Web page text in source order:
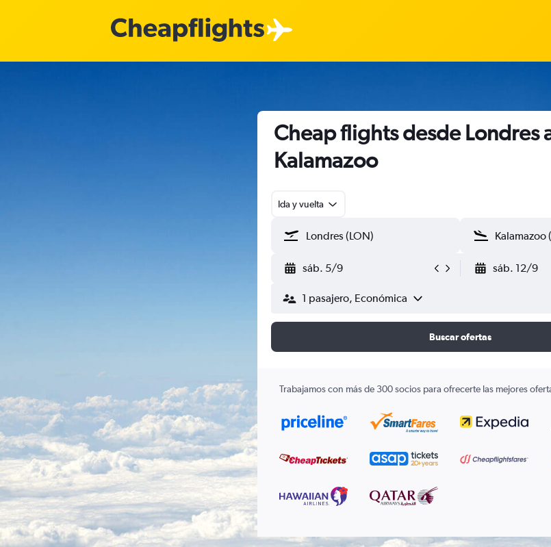
Cheap flights desde Londres
Kalamazoo
Ida y vuelta
sáb. 5/9 sáb. 12/9
1 pasajero, Económica
Buscar ofertas
Trabajamos con más de 300 socios para ofrecerte las mejores